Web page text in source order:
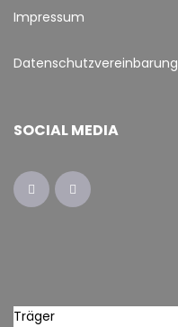
Impressum
Datenschutzvereinbarung
SOCIAL MEDIA
Träger